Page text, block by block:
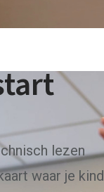
lezen
waar je kind